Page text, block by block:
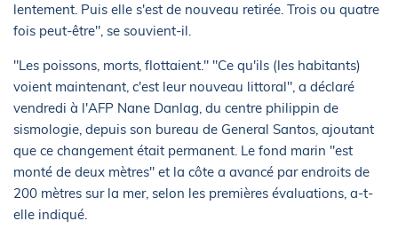
lentement. Puis elle s'est de nouveau retirée. Trois ou quatre
fois peut-être", se souvient-il.
"Les poissons, morts, flottaient." "Ce qu'ils (les habitants)
voient maintenant, c'est leur nouveau littoral", a déclaré
vendredi à l'AFP Nane Danlag, du centre philippin de
sismologie, depuis son bureau de General Santos, ajoutant
que ce changement était permanent. Le fond marin "est
monté de deux mètres" et la côte a avancé par endroits de
200 mètres sur la mer, selon les premières évaluations, a-t-
elle indiqué.